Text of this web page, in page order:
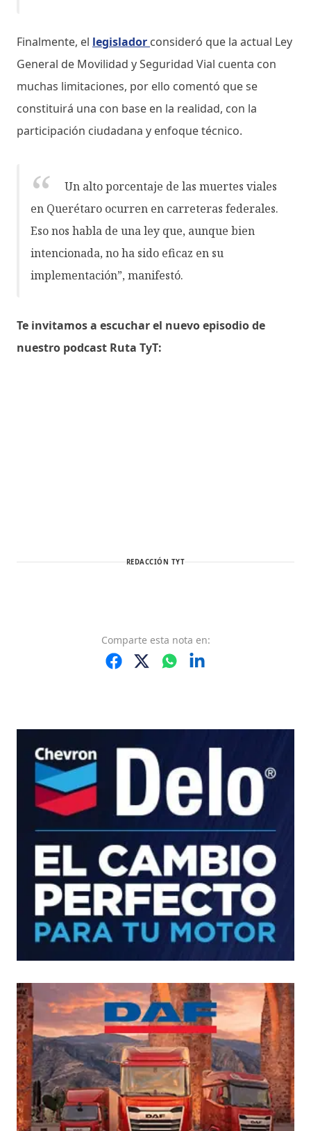
Finalmente, el legislador consideró que la actual Ley
General de Movilidad y Seguridad Vial cuenta con
muchas limitaciones, por ello comentó que se
constituirá una con base en la realidad, con la
participación ciudadana y enfoque técnico.
Un alto porcentaje de las muertes viales
en Querétaro ocurren en carreteras federales.
Eso nos habla de una ley que, aunque bien
intencionada, no ha sido eficaz en su
implementación”, manifestó.
Te invitamos a escuchar el nuevo episodio de
nuestro podcast Ruta TyT:
REDACCIÓN TYT
Comparte esta nota en: